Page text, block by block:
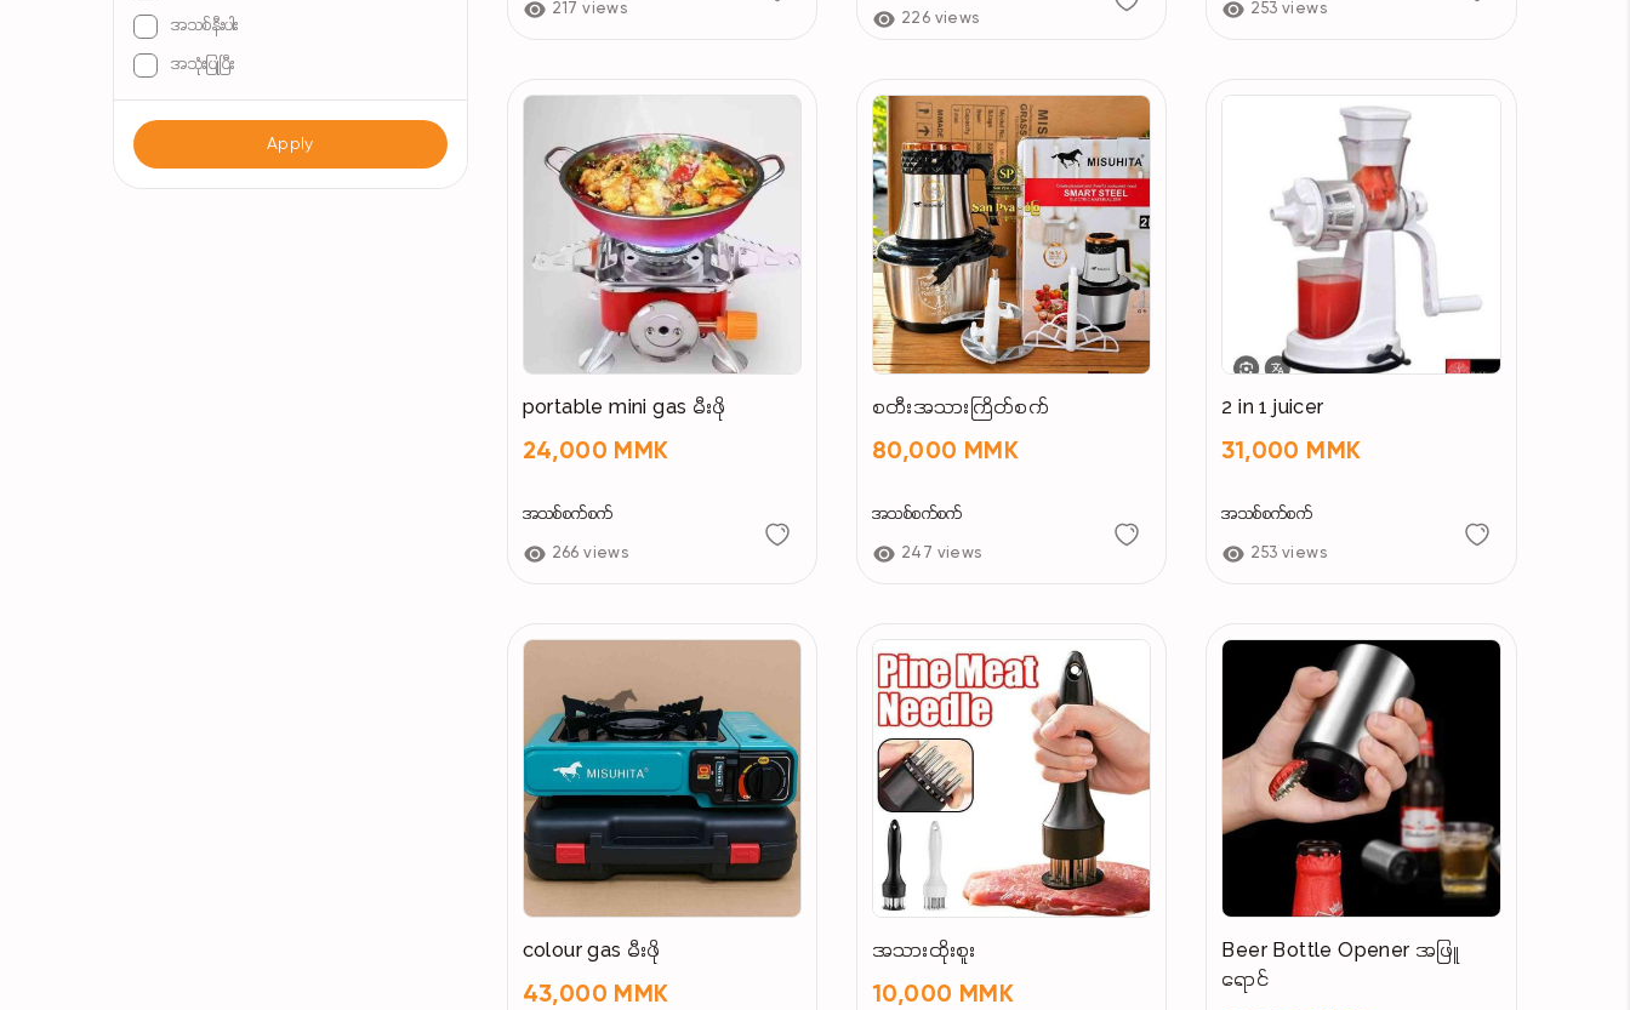
အသစ်နီးပါး
အသုံးပြုပြီး
Apply
217 views
226 views
253 views
portable mini gas မီးဖို
24,000 MMK
အသစ်စက်စက်
266 views
စတီးအသားကြိတ်စက်
80,000 MMK
အသစ်စက်စက်
247 views
2 in 1 juicer
31,000 MMK
အသစ်စက်စက်
253 views
colour gas မီးဖို
43,000 MMK
အသားထိုးစူး
10,000 MMK
Beer Bottle Opener အဖြူ
ရောင်